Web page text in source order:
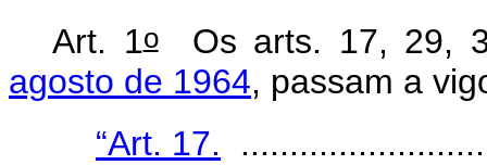
Art. 1oOs arts. 17, 29,
agosto de 1964, passam a
“Art. 17.